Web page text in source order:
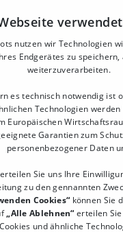
✔️
✔️ die...
nutzen wir Technologien
Endgerätes zu
weiterzuverarbeiten.
es technisch notwendig ist
Technologien
Europäischen
Garantien zum
personenbezogener Daten
erteilen Sie uns Ihre
zu den gennannten
Cookies“ können Sie
„Alle Ablehnen“ erteilen
und ähnliche